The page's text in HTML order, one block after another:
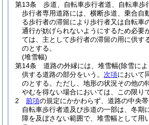
第13条
歩道、自転車歩行者道、自転車歩
歩行者専用道路には、横断歩道、乗合自
る歩行者の滞留により歩行者又は自転車
通行が妨げられないようにするため必要
ては、主として歩行者の滞留の用に供す
のとする。
(堆雪幅)
第14条
道路の外縁には、堆雪幅(除雪に
供する道路の部分をいう。 次項において
のとする。 ただし、地形の状況その他の
やむを得ない場合においては、この限り
2
前項の規定にかかわらず、道路の中央帯
自転車歩行者道及び歩道の一部は、冬期
障を及ぼさない範囲で、堆雪幅として用